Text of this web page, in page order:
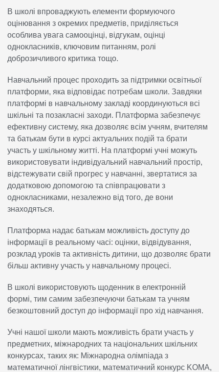
В школі впроваджують елементи формуючого
оцінювання з окремих предметів, приділяється
особлива увага самооцінці, відгукам, оцінці
однокласників, ключовим питанням, ролі
доброзичливого критика тощо.
Навчальний процес проходить за підтримки освітньої
платформи, яка відповідає потребам школи. Завдяки
платформі в навчальному закладі координуються всі
шкільні та позакласні заходи. Платформа забезпечує
ефективну систему, яка дозволяє всім учням, вчителям
та батькам бути в курсі актуальних подій та брати
участь у шкільному житті. На платформі учні можуть
використовувати індивідуальний навчальний простір,
відстежувати свій прогрес у навчанні, звертатися за
додатковою допомогою та співпрацювати з
однокласниками, незалежно від того, де вони
знаходяться.
Платформа надає батькам можливість доступу до
інформації в реальному часі: оцінки, відвідування,
розклад уроків та активність дитини, що дозволяє брати
більш активну участь у навчальному процесі.
В школі використовують щоденник в електронній
формі, тим самим забезпечуючи батькам та учням
безкоштовний доступ до інформації про хід навчання.
Учні нашої школи мають можливість брати участь у
предметних, міжнародних та національних шкільних
конкурсах, таких як: Міжнародна олімпіада з
математичної лінгвістики, математичний конкурс KOMA,